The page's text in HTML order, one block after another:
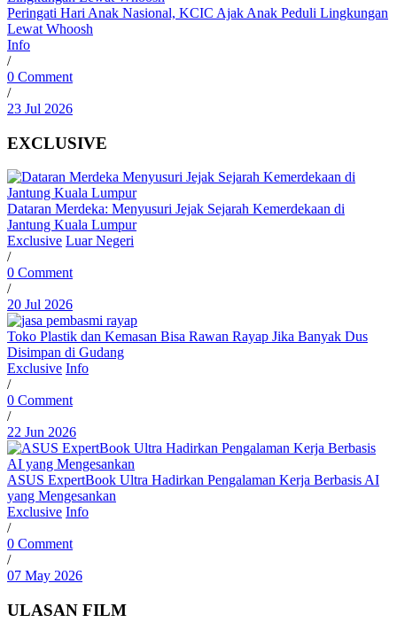
Peringati Hari Anak Nasional, KCIC Ajak Anak Peduli Lingkungan
Lewat Whoosh
Info
/
0 Comment
/
23 Jul 2026
EXCLUSIVE
Dataran Merdeka: Menyusuri Jejak Sejarah Kemerdekaan di
Jantung Kuala Lumpur
Exclusive Luar Negeri
/
0 Comment
/
20 Jul 2026
Toko Plastik dan Kemasan Bisa Rawan Rayap Jika Banyak Dus
Disimpan di Gudang
Exclusive Info
/
0 Comment
/
22 Jun 2026
ASUS ExpertBook Ultra Hadirkan Pengalaman Kerja Berbasis AI
yang Mengesankan
Exclusive Info
/
0 Comment
/
07 May 2026
ULASAN FILM